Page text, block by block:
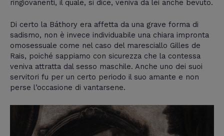
ringiovanenti, il quale, si dice, veniva da lei anche bevuto.
Di certo la Báthory era affetta da una grave forma di
sadismo, non è invece individuabile una chiara impronta
omosessuale come nel caso del maresciallo Gilles de
Rais, poiché sappiamo con sicurezza che la contessa
veniva attratta dal sesso maschile. Anche uno dei suoi
servitori fu per un certo periodo il suo amante e non
perse l’occasione di vantarsene.